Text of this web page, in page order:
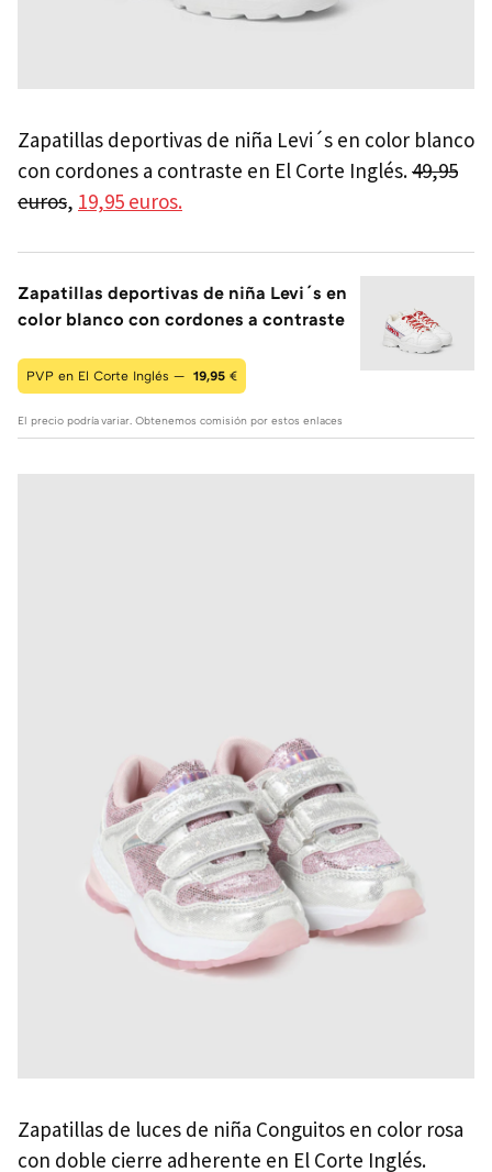
Zapatillas deportivas de niña Levi´s en color blanco
con cordones a contraste en El Corte Inglés.49,95
euros, 19,95 euros.
Zapatillas deportivas de niña Levi´s en
color blanco con cordones a contraste
PVP en El Corte Inglés — 19,95 €
El precio podría variar. Obtenemos comisión por estos enlaces
Zapatillas de luces de niña Conguitos en color rosa
con doble cierre adherente en El Corte Inglés.